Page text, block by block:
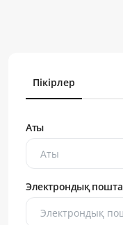
Пікірлер
Аты
Электрондық пошта